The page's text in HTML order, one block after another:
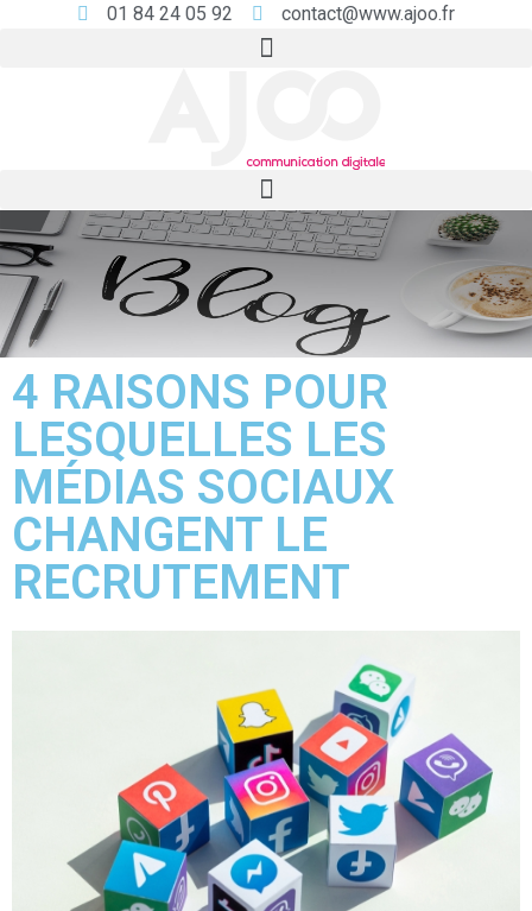
01 84 24 05 92 contact@www.ajoo.fr
4 RAISONS POUR
LESQUELLES LES
MÉDIAS SOCIAUX
CHANGENT LE
RECRUTEMENT